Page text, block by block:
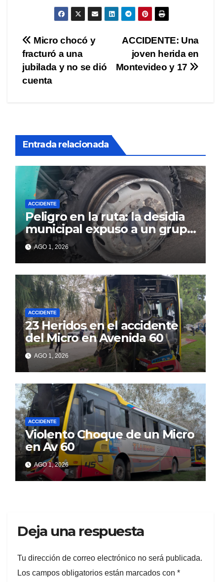
Navegación
de
entradas
ACCIDENTE: Una
joven herida en
Montevideo y 17
Micro chocó y
fracturó a una
jubilada y no se dió
cuenta
Entrada relacionada
ACCIDENTE
Peligro en la ruta: la desidia
municipal expuso a un grupo
de berissenses
AGO 1, 2026
ACCIDENTE
23 Heridos en el accidente
del Micro en Avenida 60
AGO 1, 2026
ACCIDENTE
Violento Choque de un Micro
en Av 60
AGO 1, 2026
Deja una respuesta
Tu dirección de correo electrónico no será publicada.
Los campos obligatorios están marcados con *